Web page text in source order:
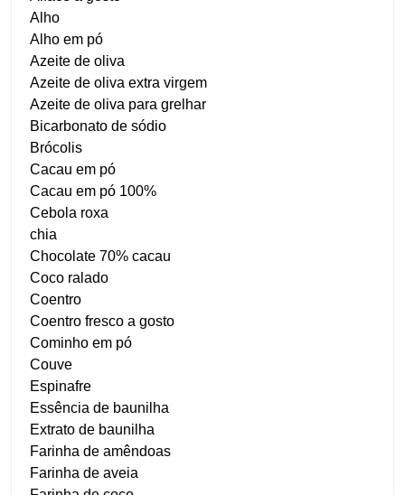
Alho
Alho em pó
Azeite de oliva
Azeite de oliva extra virgem
Azeite de oliva para grelhar
Bicarbonato de sódio
Brócolis
Cacau em pó
Cacau em pó 100%
Cebola roxa
chia
Chocolate 70% cacau
Coco ralado
Coentro
Coentro fresco a gosto
Cominho em pó
Couve
Espinafre
Essência de baunilha
Extrato de baunilha
Farinha de amêndoas
Farinha de aveia